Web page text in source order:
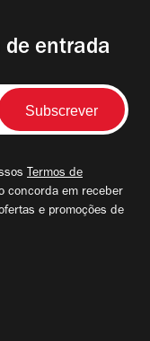
de entrada
Termos de
concorda em receber
e promoções de